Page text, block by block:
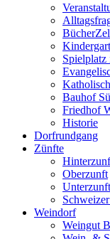
Spielplatz
Bauhof
Friedhof
Historie
Dorfrundgang
Zünfte
Oberzunft
Unterzunft
Weindorf
Weingut